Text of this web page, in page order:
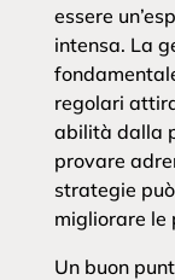
essere
intensa. La
regolari
abilità dalla
provare
strategie
migliorare le
Un buon